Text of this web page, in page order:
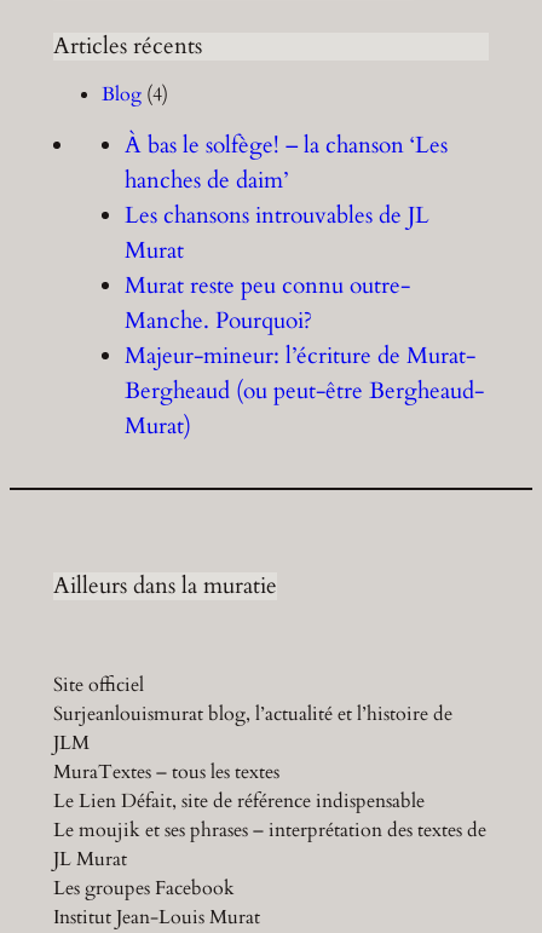
Articles récents
Blog(4)
À bas le solfège! – la chanson ‘Les
hanches de daim’
Les chansons introuvables de JL
Murat
Murat reste peu connu outre-
Manche. Pourquoi?
Majeur-mineur: l’écriture de Murat-
Bergheaud (ou peut-être Bergheaud-
Murat)
Ailleurs dans la muratie
Site officiel
Surjeanlouismurat blog, l’actualité et l’histoire de
JLM
MuraTextes – tous les textes
Le Lien Défait, site de référence indispensable
Le moujik et ses phrases – interprétation des textes de
JL Murat
Les groupes Facebook
Institut Jean-Louis Murat